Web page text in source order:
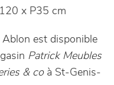
x P35 cm
est disponible
Patrick Meubles
& coà St-Genis-